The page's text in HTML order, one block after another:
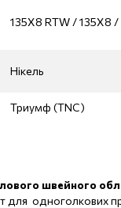
135X8 RTW / 135Х8 /
Нікель
Триумф (TNC)
швейного
для одноголкових